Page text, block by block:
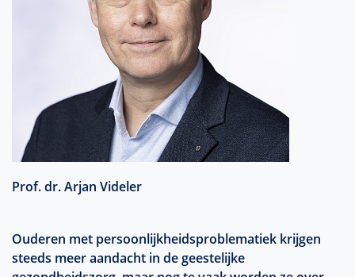
Prof. dr. Arjan Videler
Ouderen met persoonlijkheidsproblematiek krijgen
steeds meer aandacht in de geestelijke